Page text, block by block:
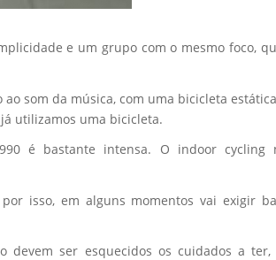
e um grupo com o mesmo foco,
som da música, com uma bicicleta
utilizamos uma bicicleta.
é bastante intensa. O indoor cycling
isso, em alguns momentos vai exigir
ser esquecidos os cuidados a ter,